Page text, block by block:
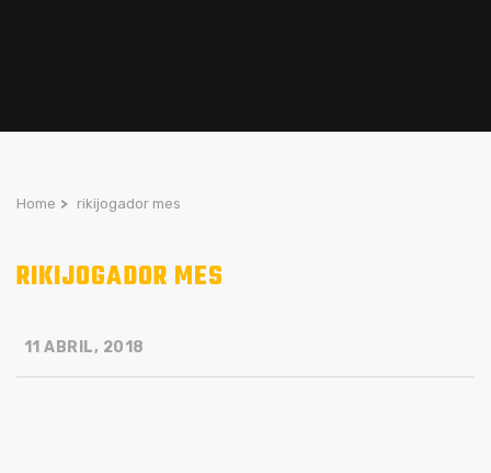
Home > rikijogador mes
RIKIJOGADOR MES
11 ABRIL, 2018